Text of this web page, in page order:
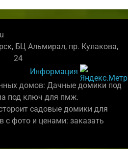
БЦ Альмирал, пр. Кулакова,
24
Информация
домов: Дачные домики под
под ключ для пмж.
садовые домики для
с фото и ценами: заказать